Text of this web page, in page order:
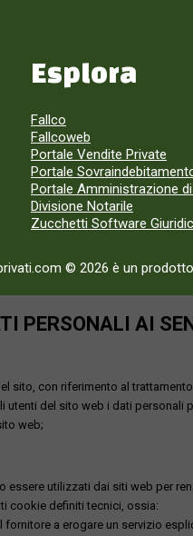
Esplora
Fallco
Fallcoweb
Portale Vendite Private
Portale
Portale Amministrazione
Divisione Notarile
Zucchetti Software
© 2026 è un
PERSONALI AI
sito, con riferimento al
utenti del sito web i dati personali
web;
utilizzati dai siti web per
cookie definiti tecnici, ossia:
a erogare un servizio